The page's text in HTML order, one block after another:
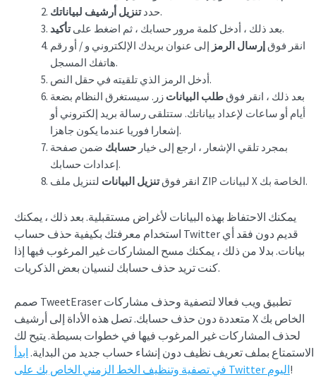
حددتنزيل أرشيف لبياناتك
.
بعد ذلك ، أدخل كلمة مرور حسابك ، ثم اضغط علىتأكيد
.
انقر فوقإرسال الرمز إلى عنوان بريدك الإلكتروني و / أو رقم
هاتفك المسجل.
أدخل الرمز الذي تلقيته في حقل النص.
بعد ذلك ، انقر فوقطلب البيانات زر. سيستغرق النظام بضعة
أيام أو ساعات لإعداد بياناتك. ستتلقى رسالة بريد إلكتروني أو
إشعارا فوريا عندما يكون جاهزا.
بمجرد تلقي الإشعار ، ارجع إلى خيار حسابك ضمن صفحة
إعدادات حسابك.
انقر فوقتنزيل البيانات لتنزيل ملف ZIP لبيانات X الخاصة بك.
يمكنك الاحتفاظ بهذه البيانات لأغراض مستقبلية. بعد ذلك ، يمكنك
استخدام معرفتك بكيفية حذف حساب Twitter قديم دون فقد أي
بيانات. بدلا من ذلك ، يمكنك مسح المشاركات غير المرغوب فيها إذا
كنت تريد حذف حسابك لنسيان بعض الذكريات.
صمم TweetEraser تطبيق ويب فعالا لتصفية وحذف مشاركات
متعددة دون حذف حسابك. تصل هذه الأداة إلى أرشيف X الخاص بك
لحذف المشاركات غير المرغوب فيها في خطوات بسيطة. يتيح لك
الاستمتاع بملف تعريف نظيف دون إنشاء حساب جديد من البداية. ابدأ
في تصفية وتنظيف الخط الزمني الخاص بك على Twitter اليوم!